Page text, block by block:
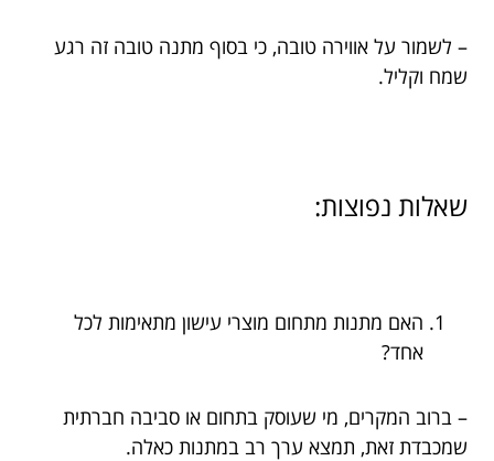
– לשמור על אווירה טובה, כי בסוף מתנה טובה זה רגע
שמח וקליל.
שאלות נפוצות:
האם מתנות מתחום מוצרי עישון מתאימות לכל
אחד?
– ברוב המקרים, מי שעוסק בתחום או סביבה חברתית
שמכבדת זאת, תמצא ערך רב במתנות כאלה.